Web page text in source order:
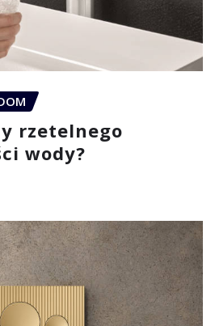
rzetelnego
wody?